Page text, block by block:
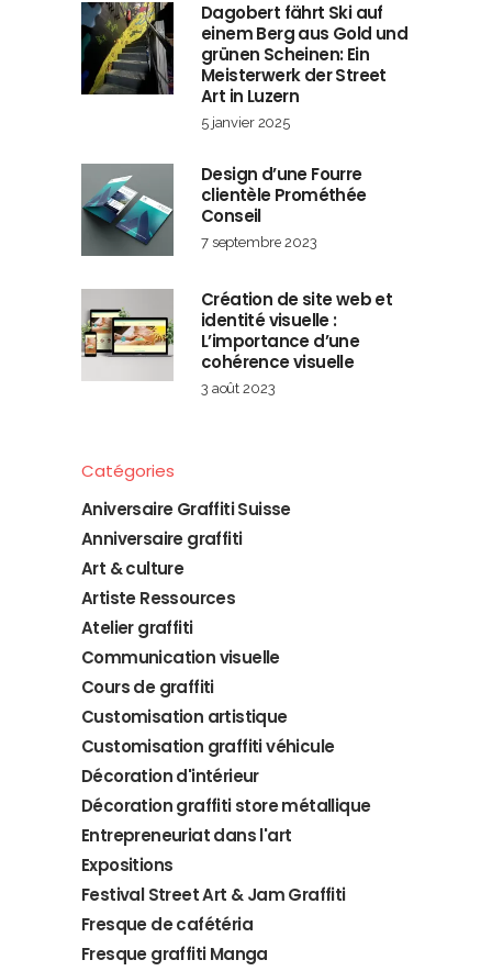
Dagobert fährt Ski auf
einem Berg aus Gold und
grünen Scheinen: Ein
Meisterwerk der Street
Art in Luzern
5 janvier 2025
Design d’une Fourre
clientèle Prométhée
Conseil
7 septembre 2023
Création de site web et
identité visuelle :
L’importance d’une
cohérence visuelle
3 août 2023
Catégories
Aniversaire Graffiti Suisse
Anniversaire graffiti
Art & culture
Artiste Ressources
Atelier graffiti
Communication visuelle
Cours de graffiti
Customisation artistique
Customisation graffiti véhicule
Décoration d'intérieur
Décoration graffiti store métallique
Entrepreneuriat dans l'art
Expositions
Festival Street Art & Jam Graffiti
Fresque de cafétéria
Fresque graffiti Manga